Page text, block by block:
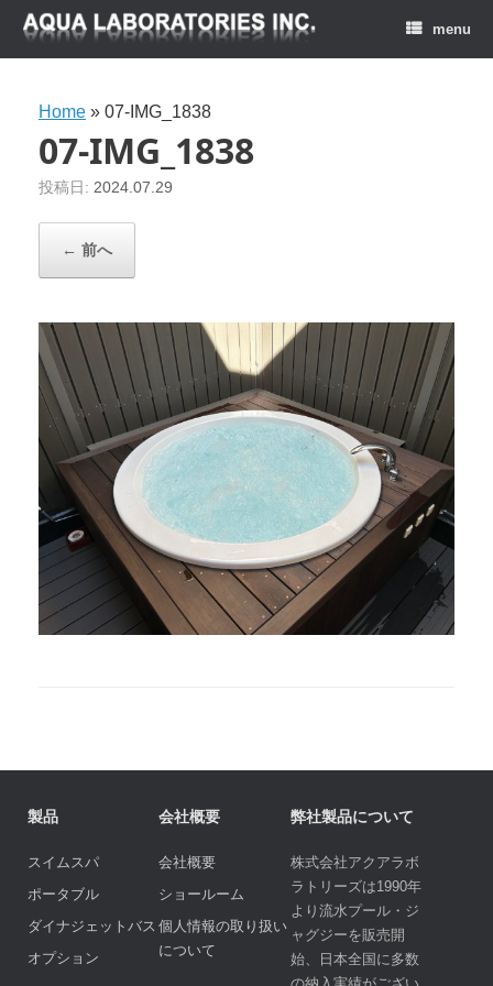
menu
Home » 07-IMG_1838
07-IMG_1838
投稿日: 2024.07.29
← 前へ
製品
スイムスパ
ポータブル
ダイナジェットバス
オプション
会社概要
会社概要
ショールーム
個人情報の取り扱い
について
弊社製品について
株式会社アクアラボ
ラトリーズは1990年
より流水プール・ジ
ャグジーを販売開
始、日本全国に多数
の納入実績がござい